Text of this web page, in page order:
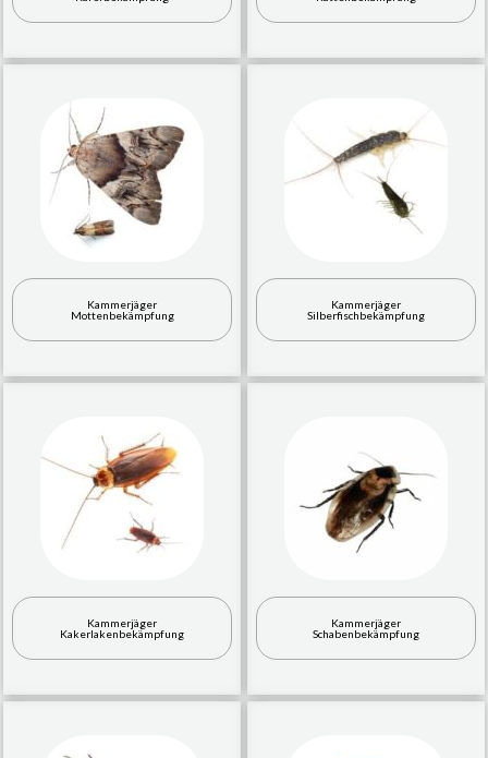
Kammerjäger
Mottenbekämpfung
Kammerjäger
Silberfischbekämpfung
Kammerjäger
Kakerlakenbekämpfung
Kammerjäger
Schabenbekämpfung